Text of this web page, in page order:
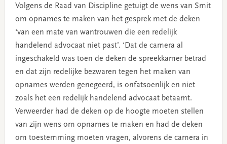
Volgens de Raad van Discipline getuigt de wens van Smit
om opnames te maken van het gesprek met de deken
‘van een mate van wantrouwen die een redelijk
handelend advocaat niet past’. ‘Dat de camera al
ingeschakeld was toen de deken de spreekkamer betrad
en dat zijn redelijke bezwaren tegen het maken van
opnames werden genegeerd, is onfatsoenlijk en niet
zoals het een redelijk handelend advocaat betaamt.
Verweerder had de deken op de hoogte moeten stellen
van zijn wens om opnames te maken en had de deken
om toestemming moeten vragen, alvorens de camera in